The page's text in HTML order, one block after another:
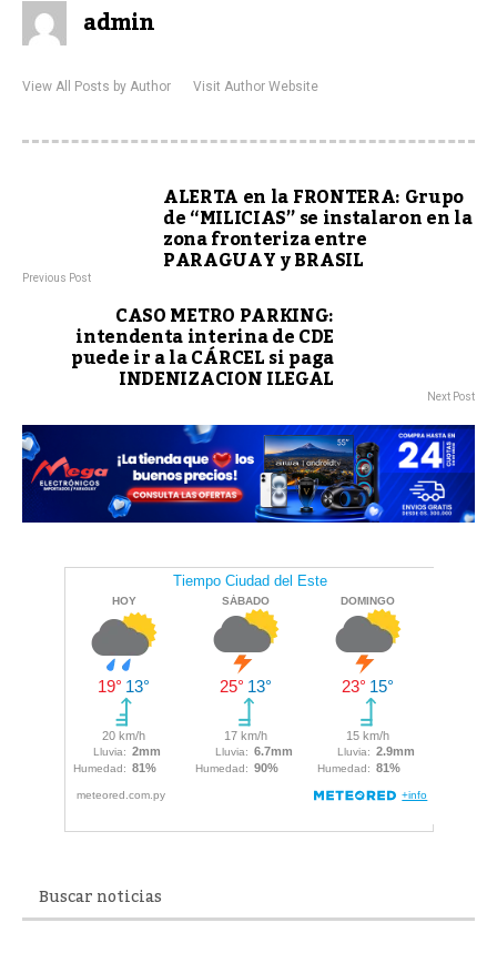
admin
View All Posts by Author Visit Author Website
ALERTA en la FRONTERA: Grupo
de “MILICIAS” se instalaron en la
zona fronteriza entre
PARAGUAY y BRASIL
Previous Post
CASO METRO PARKING:
intendenta interina de CDE
puede ir a la CÁRCEL si paga
INDENIZACION ILEGAL Next Post